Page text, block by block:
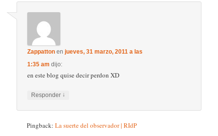
Zappatton enjueves, 31 marzo, 2011 a las
1:35 am dijo:
en este blog quise decir perdon XD
Responder ↓
Pingback:La suerte del observador | RIdP